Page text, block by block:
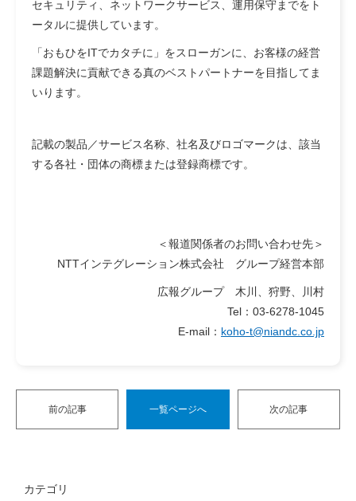
セキュリティ、ネットワークサービス、運用保守までをト
ータルに提供しています。
「おもひをITでカタチに」をスローガンに、お客様の経営
課題解決に貢献できる真のベストパートナーを目指してま
いります。
記載の製品／サービス名称、社名及びロゴマークは、該当
する各社・団体の商標または登録商標です。
＜報道関係者のお問い合わせ先＞
NTTインテグレーション株式会社 グループ経営本部
広報グループ 木川、狩野、川村
Tel：03-6278-1045
E-mail： koho-t@niandc.co.jp
前の記事 一覧ページへ 次の記事
カテゴリ